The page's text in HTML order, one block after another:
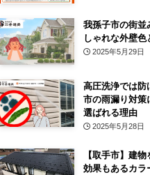
我孫子市の街並
しゃれな外壁色
2025年5月29日
高圧洗浄では防
市の雨漏り対策
選ばれる理由
2025年5月28日
【取手市】建
効果もあるカラ